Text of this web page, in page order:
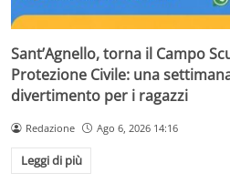
Sant’Agnello, torna il Campo
Protezione Civile: una
divertimento per i ragazzi
Redazione Ago 6, 2026 14:16
Leggi di più